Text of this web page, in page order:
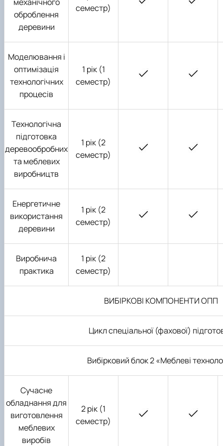
оброблення
деревини
семестр)
Моделювання і
оптимізація
технологічних
процесів
1 рік (1
семестр)
Технологічна
підготовка
деревообробних
та меблевих
виробництв
1 рік (2
семестр)
Енергетичне
використання
деревини
1 рік (2
семестр)
Виробнича
практика
1 рік (2
семестр)
ВИБІРКОВІ КОМПОНЕНТИ ОПП
Цикл спеціальної (фахової)
Вибірковий блок 2 «Меблеві
Сучасне
обладнання для
виготовлення
меблевих
виробів
2 рік (1
семестр)